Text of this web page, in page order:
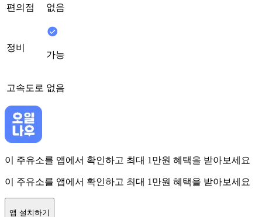
편의점 없음
정비
가능
고속도로 없음
이 주유소를 앱에서 확인하고 최대 1만원 혜택을 받아보세요
이 주유소를 앱에서 확인하고 최대 1만원 혜택을 받아보세요
앱 설치하기